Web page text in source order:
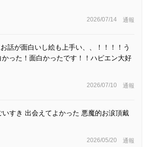
2026/07/14 通報
話が面白いし絵も上手い、、！！！！う
った！面白かったです！！ハピエン大好
2026/07/10 通報
いすき 出会えてよかった 悪魔的お涙頂戴
2026/05/20 通報